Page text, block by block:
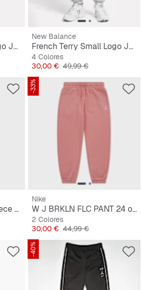
French Terry Small Logo Jogger
New Balance
French Terry Small Logo Jogger
4 Colores
Precio
30,00 € Precio original
49,99 €
Love Is In The "Air" Fleece Pant
-33%
Nike
W J BRKLN FLC PANT 24 orchid/black
2 Colores
Precio
30,00 € Precio original
44,99 €
-40%